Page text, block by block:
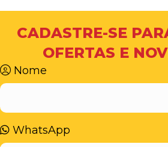
CADASTRE-SE
OFERTAS E
Nome
WhatsApp